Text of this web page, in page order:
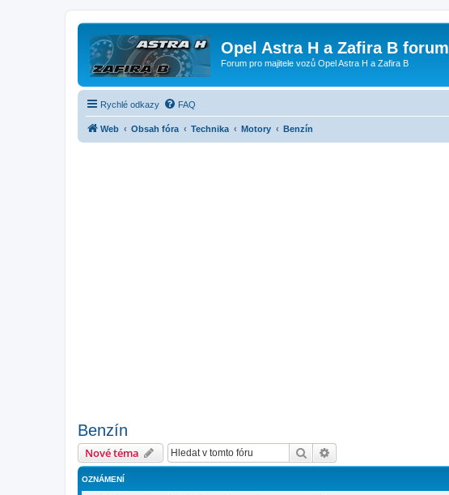
Opel Astra H a Zafira B forum
Forum pro majitele vozů Opel Astra H a Zafira B
Rychlé odkazy FAQ
Web Obsah fóra Technika Motory Benzín
Benzín
Nové téma Hledat
OZNÁMENÍ